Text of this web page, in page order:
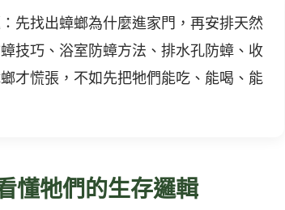
先找出蟑螂為什麼進家門，再安排天然
技巧、浴室防蟑方法、排水孔防蟑、收
才慌張，不如先把牠們能吃、能喝、能
懂牠們的生存邏輯